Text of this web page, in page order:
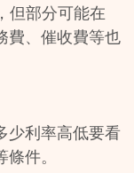
但部分可能在
費、催收費等也
少利率高低要看
件。